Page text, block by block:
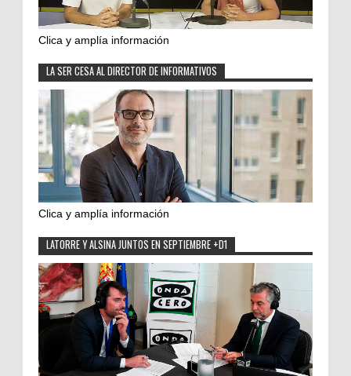
Clica y amplía información
LA SER CESA AL DIRECTOR DE INFORMATIVOS
Clica y amplía información
LATORRE Y ALSINA JUNTOS EN SEPTIEMBRE +D1